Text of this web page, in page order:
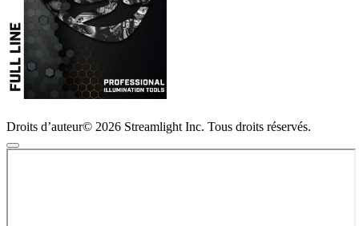
Droits d’auteur© 2026 Streamlight Inc. Tous droits réservés.